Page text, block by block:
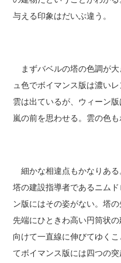
与える印象はだいぶ違う。
まずバベルの塔の色調が
ュ色でボイマンス版は濃い
雲は出ているが、ウィーン
嵐の前を思わせる。雲の色も
細かな相違点もかなりある
塔の建設指導者であるニム
ン版にはその姿がない。塔
先端にひときわ高い円筒状
向けて一直線に伸びてゆく
てボイマンス版には四つの